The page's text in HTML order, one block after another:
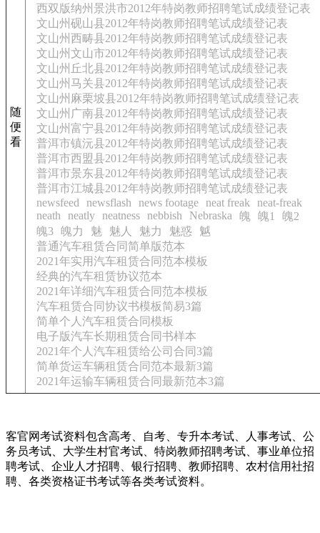
随
便
看
西双版纳州景洪市2012年特岗教师招聘笔试成绩登记表
文山州砚山县2012年特岗教师招聘笔试成绩登记表
文山州西畴县2012年特岗教师招聘笔试成绩登记表
文山州文山市2012年特岗教师招聘笔试成绩登记表
文山州丘北县2012年特岗教师招聘笔试成绩登记表
文山州马关县2012年特岗教师招聘笔试成绩登记表
文山州麻栗坡县2012年特岗教师招聘笔试成绩登记表
文山州广南县2012年特岗教师招聘笔试成绩登记表
文山州富宁县2012年特岗教师招聘笔试成绩登记表
普洱市镇沅县2012年特岗教师招聘笔试成绩登记表
普洱市西盟县2012年特岗教师招聘笔试成绩登记表
普洱市景东县2012年特岗教师招聘笔试成绩登记表
普洱市江城县2012年特岗教师招聘笔试成绩登记表
newsfeed
newsflash news footage neat freak
neat-freak
neath
neatly neatness nebbish Nebraska 魄 魄1
魄2
魄3 魄力 魅 魅人 魅力 魅惑
魆
普通汽车租赁合同简单版范本
2021年实用汽车租赁合同范本模板
经典的汽车租赁协议范本
2021年详细汽车租赁合同范本模板
汽车租赁合同协议书模板简易3篇
简单个人汽车租赁合同模板
电子版汽车长期租赁合同书样本
2021年个人汽车租赁给公司合同3篇
简单货运车辆租赁合同范本最新3篇
2021年运输车辆租赁合同最新范本3篇
客官网考试资料包含高考、自考、专升本考试、人事考试、公
务员考试、大学生村官考试、特岗教师招聘考试、事业单位招
聘考试、企业人才招聘、银行招聘、教师招聘、农村信用社招
聘、各类资格证书考试等各类考试资料。